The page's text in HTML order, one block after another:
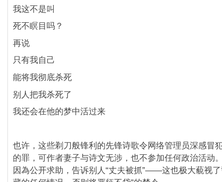
我这不是叫
死不瞑目吗？
再说
只有我自己
能将我彻底杀死
别人把我杀死了
我还会在他的梦中活过来
也许，这些剃刀般锋利的先锋诗歌令网络管理员深感冒
的罪，可作者妻子与诗文无涉，也不参加任何政治活动
因為公开求助，告诉别人“丈夫被抓”——这也极大藐视了